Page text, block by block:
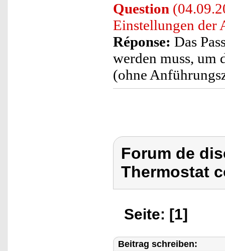
Question
Einstellungen der
Réponse: Das
werden muss, um
(ohne
Forum de
Thermostat
Seite: [1]
Beitrag schreiben: